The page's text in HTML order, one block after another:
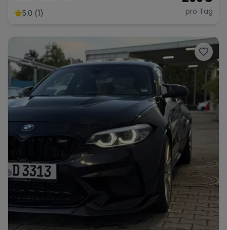
Bugatti Maserati
Range Rover Corvette
5.0 (1) pro Tag